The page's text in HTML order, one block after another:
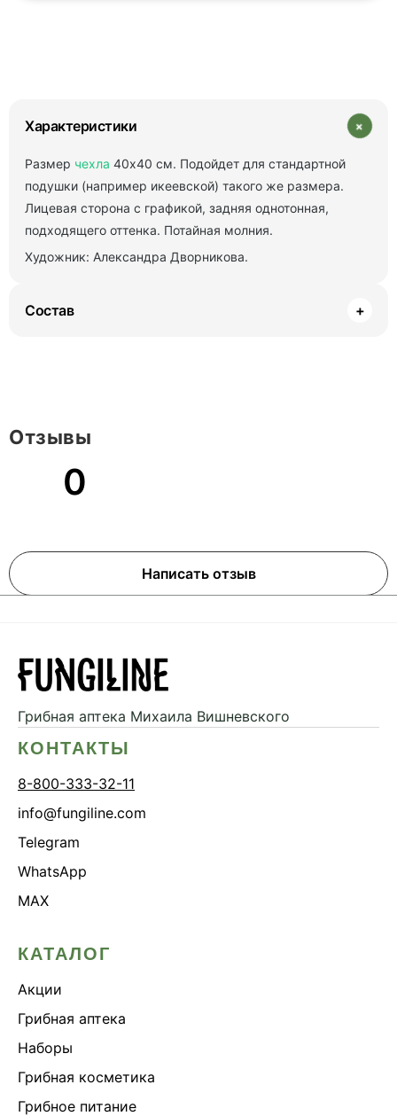
Характеристики +
Размер чехла 40х40 см. Подойдет для стандартной
подушки (например икеевской) такого же размера.
Лицевая сторона с графикой, задняя однотонная,
подходящего оттенка. Потайная молния.
Художник: Александра Дворникова.
Состав +
0
Написать отзыв
Отзывы
Грибная аптека Михаила Вишневского
КОНТАКТЫ
8-800-333-32-11
info@fungiline.com
Telegram
WhatsApp
MAX
КАТАЛОГ
Акции
Грибная аптека
Наборы
Грибная косметика
Грибное питание